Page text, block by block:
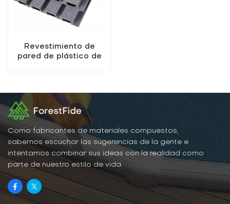
Revestimiento de
pared de plástico de
los rayos UV
Como fabricantes de materiales compuestos,
sabemos escuchar las sugerencias de la gente e
intentamos combinar sus ideas con la realidad como
parte de nuestro estilo de vida.